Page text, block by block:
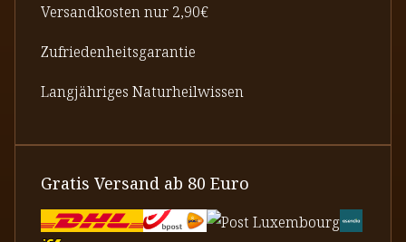
Versandkosten nur 2,90€
Zufriedenheitsgarantie
Langjähriges Naturheilwissen
Gratis Versand ab 80 Euro